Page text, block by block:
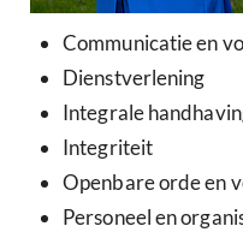
Communicatie en
Dienstverlening
Integrale
Integriteit
Openbare orde en
Personeel en